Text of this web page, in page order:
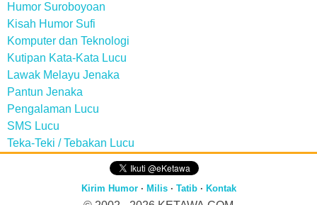
Humor Suroboyoan
Kisah Humor Sufi
Komputer dan Teknologi
Kutipan Kata-Kata Lucu
Lawak Melayu Jenaka
Pantun Jenaka
Pengalaman Lucu
SMS Lucu
Teka-Teki / Tebakan Lucu
Kirim Humor· Milis· Tatib· Kontak